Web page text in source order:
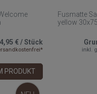
€/Stück
PRODUKT
Fusmatte
yellow
inkl.